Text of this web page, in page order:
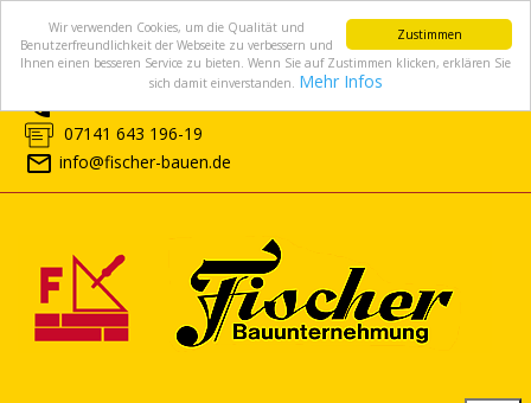
Zustimmen
Wir verwenden Cookies, um die Qualität und
Benutzerfreundlichkeit der Webseite zu verbessern und
Ihnen einen besseren Service zu bieten. Wenn Sie auf Zustimmen klicken, erklären Sie
sich damit einverstanden. Mehr Infos
07141 643 196-19
info@fischer-bauen.de